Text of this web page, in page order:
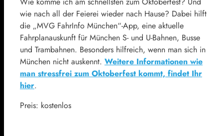
wie nach all der Feierei wieder nach Hause? Dabei hilft
die „MVG FahrInfo München“-App, eine aktuelle
Fahrplanauskunft für München S- und U-Bahnen, Busse
und Trambahnen. Besonders hilfreich, wenn man sich in
München nicht auskennt. Weitere Informationen wie
man stressfrei zum Oktoberfest kommt, findet Ihr
hier.
Preis: kostenlos